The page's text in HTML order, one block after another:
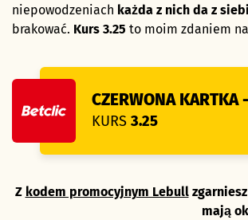
niepowodzeniach każda z nich da z
brakować. Kurs 3.25 to moim zdaniem
CZERWONA KARTKA
KURS 3.25
Z kodem promocyjnym Lebullzgarniesz
mają